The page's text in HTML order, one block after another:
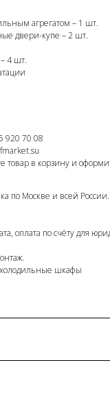
агрегатом – 1 шт.
двери-купе – 2 шт.
4 шт.
920 70 08
товар в корзину и
по Москве и всей
оплата по счёту для
шкафы